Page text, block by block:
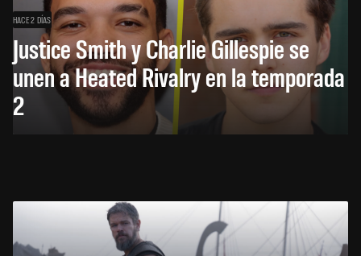
HACE 2 DÍAS
Justice Smith y Charlie Gillespie se
unen a Heated Rivalry en la temporada
2